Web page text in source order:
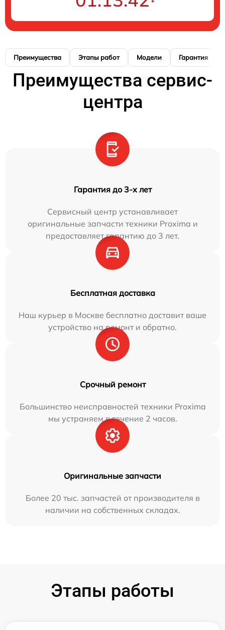
Преимущества Этапы работ Модели Гарантия
Преимущества сервис-
центра
Гарантия до 3-х лет
Сервисный центр устанавливает
оригинальные запчасти техники Proxima и
предоставляет гарантию до 3 лет.
Бесплатная доставка
Наш курьер в Москве бесплатно доставит ваше
устройство на ремонт и обратно.
Срочный ремонт
Большинство неисправностей техники Proxima
мы устраняем в течение 2 часов.
Оригинальные запчасти
Более 20 тыс. запчастей от производителя в
наличии на собственных складах.
Этапы работы